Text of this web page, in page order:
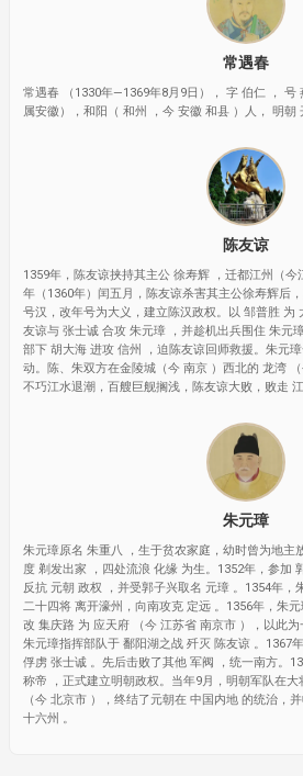
常遇春
常遇春 （1330年—1369年8月9日）， 字 伯仁 ， 号
属安徽），和阳（ 和州 ，今 安徽 和县 ）人， 明朝
陈友谅
1359年，陈友谅挟持其主公 徐寿辉 ，迁都江州（
年（1360年）闰五月，陈友谅杀害其主公徐寿辉后
号汉，改年号为大义，建立陈汉政权。以 邹普胜 为
友谅与 张士诚 合攻 朱元璋 ，并趁机出兵围住 朱元
部下 胡大海 进攻 信州 ，迫陈友谅回师救援。朱元
动。陈、朱双方在金陵城（今 南京 ）西北的 龙湾
不巧江水退潮，百艘巨舰搁浅，陈友谅大败，败走 江
朱元璋
朱元璋原名 朱重八 ，生于贫农家庭，幼时曾为地主
度 剃发出家 ，四处流浪 化缘 为生。1352年，参加
反抗 元朝 政权 ，并受郭子兴取名 元璋 。1354年，
二十四将 离开濠州，向南攻克 定远 。1356年，朱
改 集庆路 为 应天府 （今 江苏省 南京市 ），以此为
朱元璋指挥部队于 鄱阳湖之战 歼灭 陈友谅 。1367
俘虏 张士诚 。先后击败了其他 军阀 ，统一南方。
称帝 ，正式建立明朝政权。当年9月，明朝军队在
（今 北京市 ），终结了元朝在 中国内地 的统治，
十六州 。